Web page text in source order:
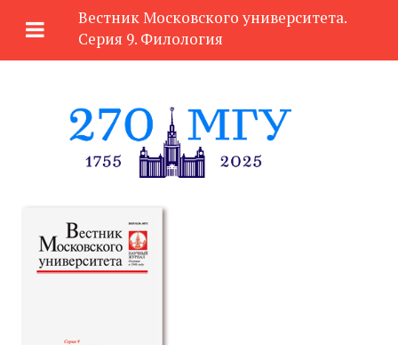
ВестникМосковского университета.
Серия 9. Филология